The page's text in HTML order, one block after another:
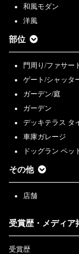
2023.11.30
12/17（日）【首都
2023.10.31
「外構とお庭の秋
11/19（日）【首都
2023.10.13
2023.9.18
～関西エリア 新
2023.9.9
～関西エリア 新
「外構とお庭の無
9/17（日）・9/18
和風モダン
洋風
部位
門周り/ファサー
ゲート/シャッタ
ガーデン/庭
ガーデン
デッキテラス タ
車庫ガレージ
ドッグラン ペッ
その他
店舗
受賞歴・メディア
受賞歴